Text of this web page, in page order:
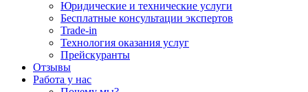
Юридические и технические услуги
Бесплатные консультации экспертов
Trade-in
Технология оказания услуг
Прейскуранты
Отзывы
Работа у нас